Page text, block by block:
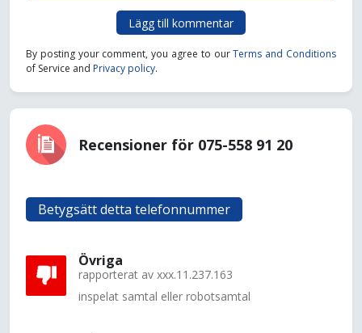
Lägg till kommentar
By posting your comment, you agree to ourTerms and Conditions
of Service and Privacy policy.
Recensioner för 075-558 91 20
Betygsätt detta telefonnummer
Övriga
rapporterat av xxx.11.237.163
inspelat samtal eller robotsamtal